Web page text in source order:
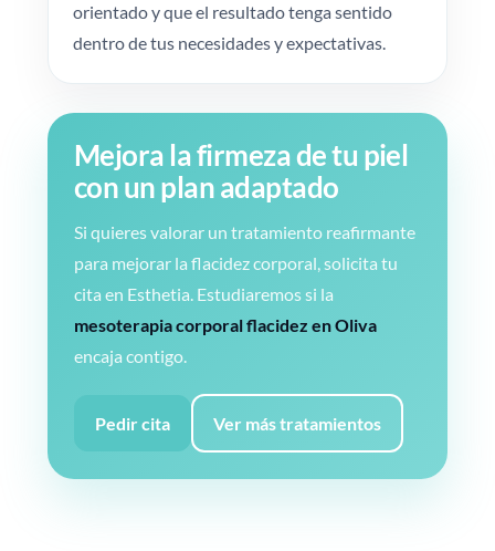
orientado y que el resultado tenga sentido
dentro de tus necesidades y expectativas.
Mejora la firmeza de tu piel
con un plan adaptado
Si quieres valorar un tratamiento reafirmante
para mejorar la flacidez corporal, solicita tu
cita en Esthetia. Estudiaremos si la
mesoterapia corporal flacidez en Oliva
encaja contigo.
Pedir cita Ver más tratamientos